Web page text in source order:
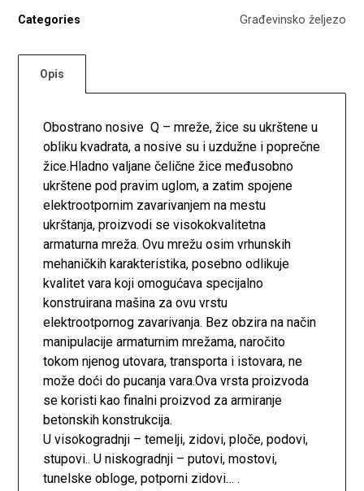
Categories Građevinsko željezo
Opis
Obostrano nosive Q – mreže, žice su ukrštene u
obliku kvadrata, a nosive su i uzdužne i poprečne
žice.Hladno valjane čelične žice međusobno
ukrštene pod pravim uglom, a zatim spojene
elektrootpornim zavarivanjem na mestu
ukrštanja, proizvodi se visokokvalitetna
armaturna mreža. Ovu mrežu osim vrhunskih
mehaničkih karakteristika, posebno odlikuje
kvalitet vara koji omogućava specijalno
konstruirana mašina za ovu vrstu
elektrootpornog zavarivanja. Bez obzira na način
manipulacije armaturnim mrežama, naročito
tokom njenog utovara, transporta i istovara, ne
može doći do pucanja vara.Ova vrsta proizvoda
se koristi kao finalni proizvod za armiranje
betonskih konstrukcija.
U visokogradnji – temelji, zidovi, ploče, podovi,
stupovi.. U niskogradnji – putovi, mostovi,
tunelske obloge, potporni zidovi… .